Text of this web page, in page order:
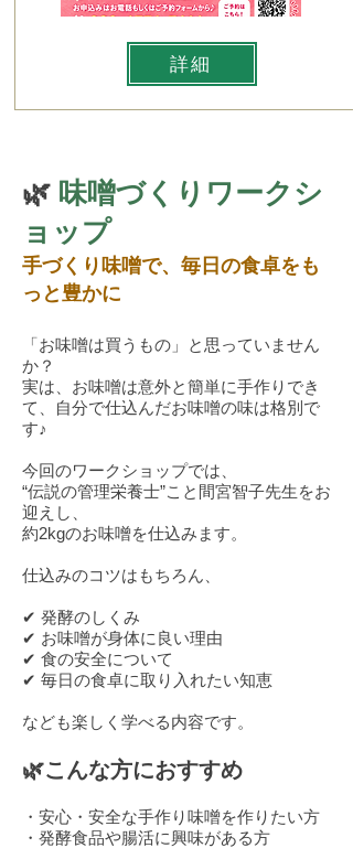
詳細
🌿 味噌づくりワークシ
ョップ
手づくり味噌で、毎日の食卓をも
っと豊かに
「お味噌は買うもの」と思っていません
か？
実は、お味噌は意外と簡単に手作りでき
て、自分で仕込んだお味噌の味は格別で
す♪
今回のワークショップでは、
“伝説の管理栄養士”こと間宮智子先生をお
迎えし、
約2kgのお味噌を仕込みます。
仕込みのコツはもちろん、
✔ 発酵のしくみ
✔ お味噌が身体に良い理由
✔ 食の安全について
✔ 毎日の食卓に取り入れたい知恵
なども楽しく学べる内容です。
🌿こんな方におすすめ
・安心・安全な手作り味噌を作りたい方
・発酵食品や腸活に興味がある方